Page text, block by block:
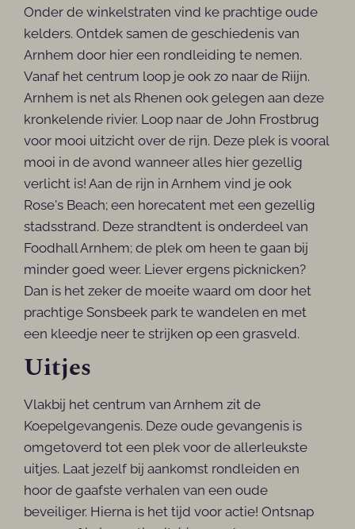
Onder de winkelstraten vind ke prachtige oude
kelders. Ontdek samen de geschiedenis van
Arnhem door hier een rondleiding te nemen.
Vanaf het centrum loop je ook zo naar de Riijn.
Arnhem is net als Rhenen ook gelegen aan deze
kronkelende rivier. Loop naar de John Frostbrug
voor mooi uitzicht over de rijn. Deze plek is vooral
mooi in de avond wanneer alles hier gezellig
verlicht is! Aan de rijn in Arnhem vind je ook
Rose's Beach; een horecatent met een gezellig
stadsstrand. Deze strandtent is onderdeel van
Foodhall Arnhem; de plek om heen te gaan bij
minder goed weer. Liever ergens picknicken?
Dan is het zeker de moeite waard om door het
prachtige Sonsbeek park te wandelen en met
een kleedje neer te strijken op een grasveld.
Uitjes
Vlakbij het centrum van Arnhem zit de
Koepelgevangenis. Deze oude gevangenis is
omgetoverd tot een plek voor de allerleukste
uitjes. Laat jezelf bij aankomst rondleiden en
hoor de gaafste verhalen van een oude
beveiliger. Hierna is het tijd voor actie! Ontsnap